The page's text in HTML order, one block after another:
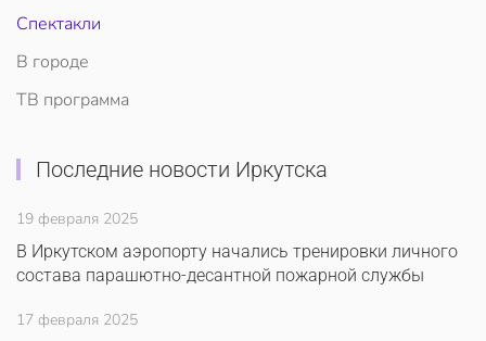
Спектакли
В городе
ТВ программа
Последние новости Иркутска
19 февраля 2025
В Иркутском аэропорту начались тренировки личного
состава парашютно-десантной пожарной службы
17 февраля 2025